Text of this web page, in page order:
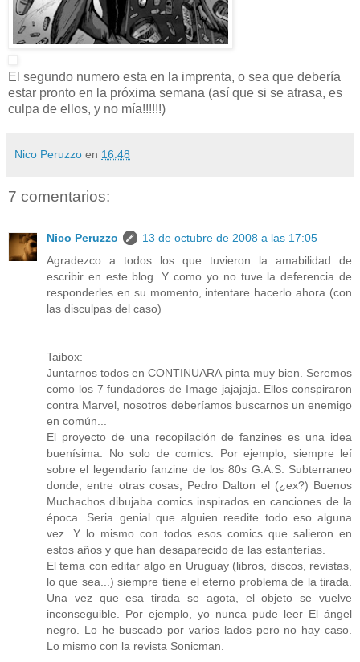
El segundo numero esta en la imprenta, o sea que debería
estar pronto en la próxima semana (así que si se atrasa, es
culpa de ellos, y no mía!!!!!!)
Nico Peruzzo en 16:48
7 comentarios:
Nico Peruzzo
13 de octubre de 2008 a las 17:05
Agradezco a todos los que tuvieron la amabilidad de
escribir en este blog. Y como yo no tuve la deferencia de
responderles en su momento, intentare hacerlo ahora (con
las disculpas del caso)
Taibox:
Juntarnos todos en CONTINUARA pinta muy bien. Seremos
como los 7 fundadores de Image jajajaja. Ellos conspiraron
contra Marvel, nosotros deberíamos buscarnos un enemigo
en común...
El proyecto de una recopilación de fanzines es una idea
buenísima. No solo de comics. Por ejemplo, siempre leí
sobre el legendario fanzine de los 80s G.A.S. Subterraneo
donde, entre otras cosas, Pedro Dalton el (¿ex?) Buenos
Muchachos dibujaba comics inspirados en canciones de la
época. Seria genial que alguien reedite todo eso alguna
vez. Y lo mismo con todos esos comics que salieron en
estos años y que han desaparecido de las estanterías.
El tema con editar algo en Uruguay (libros, discos, revistas,
lo que sea...) siempre tiene el eterno problema de la tirada.
Una vez que esa tirada se agota, el objeto se vuelve
inconseguible. Por ejemplo, yo nunca pude leer El ángel
negro. Lo he buscado por varios lados pero no hay caso.
Lo mismo con la revista Sonicman.